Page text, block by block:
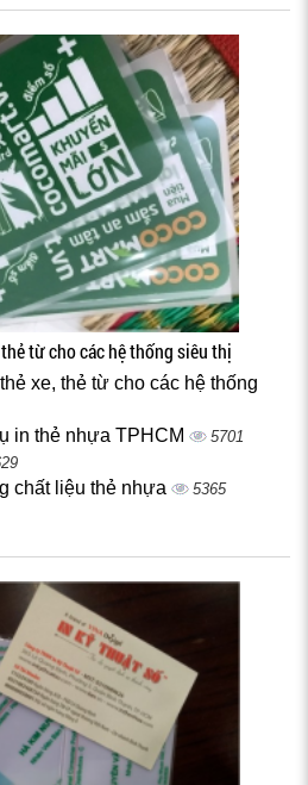
từ cho các hệ thống siêu thị
xe, thẻ từ cho các hệ thống
in thẻ nhựa TPHCM 5701
chất liệu thẻ nhựa 5365